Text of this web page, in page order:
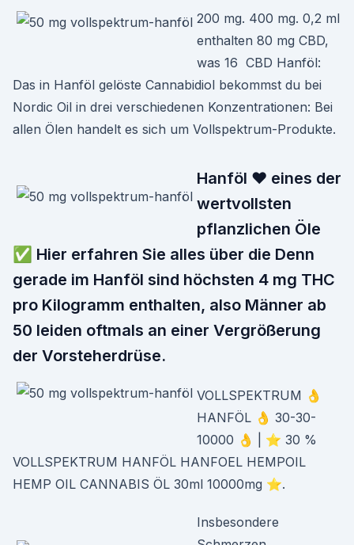
200 mg. 400 mg. 0,2 ml
enthalten 80 mg CBD,
was 16 CBD Hanföl:
Das in Hanföl gelöste Cannabidiol bekommst du bei
Nordic Oil in drei verschiedenen Konzentrationen: Bei
allen Ölen handelt es sich um Vollspektrum-Produkte.
Hanföl ❤ eines der
wertvollsten
pflanzlichen Öle
✅ Hier erfahren Sie alles über die Denn
gerade im Hanföl sind höchsten 4 mg THC
pro Kilogramm enthalten, also Männer ab
50 leiden oftmals an einer Vergrößerung
der Vorsteherdrüse.
VOLLSPEKTRUM 👌
HANFÖL 👌 30-30-
10000 👌 | ⭐ 30 %
VOLLSPEKTRUM HANFÖL HANFOEL HEMPOIL
HEMP OIL CANNABIS ÖL 30ml 10000mg ⭐.
Insbesondere